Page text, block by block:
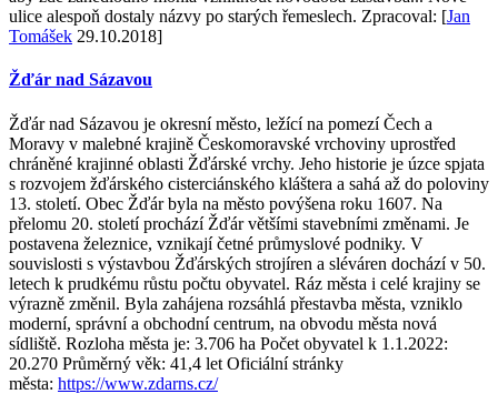
ulice alespoň dostaly názvy po starých řemeslech. Zpracoval: [Jan
Tomášek 29.10.2018]
Žďár nad Sázavou
Žďár nad Sázavou je okresní město, ležící na pomezí Čech a
Moravy v malebné krajině Českomoravské vrchoviny uprostřed
chráněné krajinné oblasti Žďárské vrchy. Jeho historie je úzce spjata
s rozvojem žďárského cisterciánského kláštera a sahá až do poloviny
13. století. Obec Žďár byla na město povýšena roku 1607. Na
přelomu 20. století prochází Žďár většími stavebními změnami. Je
postavena železnice, vznikají četné průmyslové podniky. V
souvislosti s výstavbou Žďárských strojíren a sléváren dochází v 50.
letech k prudkému růstu počtu obyvatel. Ráz města i celé krajiny se
výrazně změnil. Byla zahájena rozsáhlá přestavba města, vzniklo
moderní, správní a obchodní centrum, na obvodu města nová
sídliště. Rozloha města je: 3.706 ha Počet obyvatel k 1.1.2022:
20.270 Průměrný věk: 41,4 let Oficiální stránky
města: https://www.zdarns.cz/